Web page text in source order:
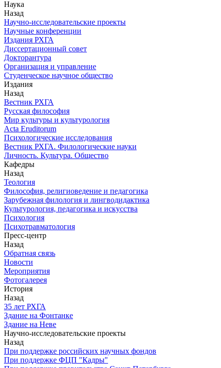
Наука
Назад
Научно-исследовательские проекты
Научные конференции
Издания РХГА
Диссертационный совет
Докторантура
Организация и управление
Студенческое научное общество
Издания
Назад
Вестник РХГА
Русская философия
Мир культуры и культурология
Acta Eruditorum
Психологические исследования
Вестник РХГА. Филологические науки
Личность. Культура. Общество
Кафедры
Назад
Теология
Философия, религиоведение и педагогика
Зарубежная филология и лингводидактика
Культурология, педагогика и искусства
Психология
Психотравматология
Пресс-центр
Назад
Обратная связь
Новости
Мероприятия
Фотогалерея
История
Назад
З5 лет РХГА
Здание на Фонтанке
Здание на Неве
Научно-исследовательские проекты
Назад
При поддержке российских научных фондов
При поддержке ФЦП "Кадры"